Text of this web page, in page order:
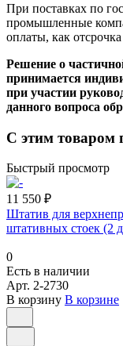
При поставках по
промышленные
оплаты, как
Решение о
принимается
при участии
данного вопроса
С этим товаром
Быстрый просмотр
11 550 ₽
Штатив для
штативных стоек (2
0
Есть в наличии
Арт. 2-2730
В корзину В корзине